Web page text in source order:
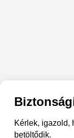
Kérlek, igazold,
betöltődik.